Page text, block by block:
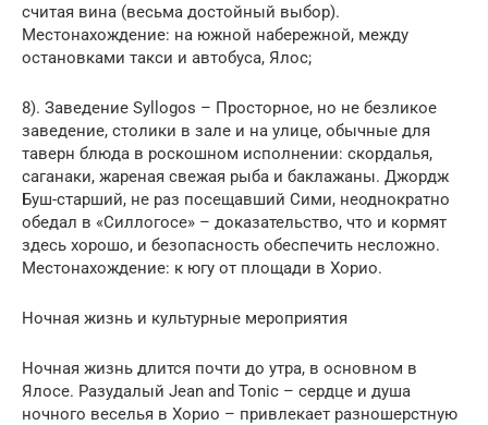
считая вина (весьма достойный выбор).
Местонахождение: на южной набережной, между
остановками такси и автобуса, Ялос;
8). Заведение Syllogos – Просторное, но не безликое
заведение, столики в зале и на улице, обычные для
таверн блюда в роскошном исполнении: скордалья,
саганаки, жареная свежая рыба и баклажаны. Джордж
Буш-старший, не раз посещавший Сими, неоднократно
обедал в «Силлогосе» – доказательство, что и кормят
здесь хорошо, и безопасность обеспечить несложно.
Местонахождение: к югу от площади в Хорио.
Ночная жизнь и культурные мероприятия
Ночная жизнь длится почти до утра, в основном в
Ялосе. Разудалый Jean and Tonic – сердце и душа
ночного веселья в Хорио – привлекает разношерстную